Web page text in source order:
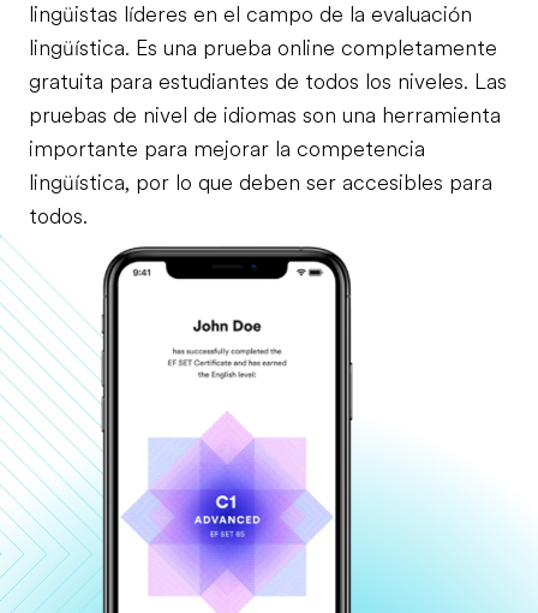
lingüistas líderes en el campo de la evaluación
lingüística. Es una prueba online completamente
gratuita para estudiantes de todos los niveles. Las
pruebas de nivel de idiomas son una herramienta
importante para mejorar la competencia
lingüística, por lo que deben ser accesibles para
todos.